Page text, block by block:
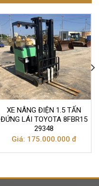
XE NÂNG ĐIỆN 1.5 TẤN
ĐỨNG LÁI TOYOTA 8FBR15
29348
Giá: 175.000.000 đ